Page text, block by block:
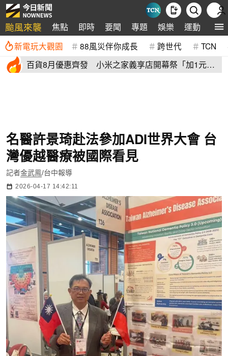
颱風來襲 焦點 即時 要聞 專題 娛樂 運動 全球
新電玩大觀園 88風災伴你成長 跨世代 TCN
百貨8月優惠齊發 小米之家義享店開幕祭「加1元多1
名醫許景琦赴法參加ADI世界大會 台
灣優越醫療被國際看見
記者金武鳯/台中報導
2026-04-17 14:42:11